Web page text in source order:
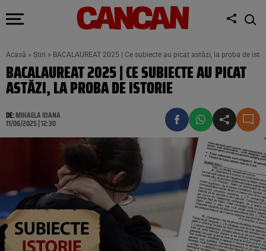
Acasă » Știri » BACALAUREAT 2025 | Ce subiecte au picat astăzi, la proba de
BACALAUREAT 2025 | CE SUBIECTE AU PICAT
ASTĂZI, LA PROBA DE ISTORIE
DE:MIHAELA IOANA
11/06/2025 | 12:30